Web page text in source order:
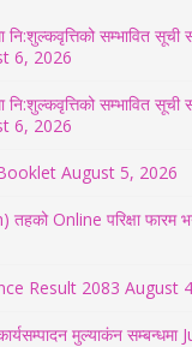
नि:शुल्कवृत्तिको सम्भावित
6, 2026
नि:शुल्कवृत्तिको सम्भावित
6, 2026
August 5, 2026
Online परिक्षा फारम
Result 2083 August
मुल्याकंन सम्बन्धमा